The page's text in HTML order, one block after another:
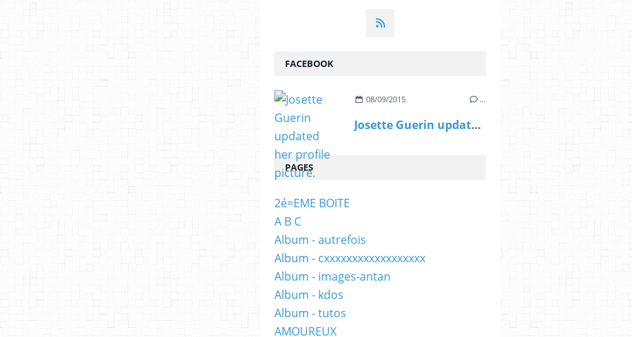
FACEBOOK
08/09/2015 …
Josette Guerin updated her profile picture.
PAGES
2é=EME BOITE
A B C
Album - autrefois
Album - cxxxxxxxxxxxxxxxxxx
Album - images-antan
Album - kdos
Album - tutos
AMOUREUX